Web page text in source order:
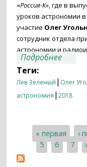
«Россия-К», где в
уроков астрономии
участие Олег
сотрудник отдела
астрономии и
Подробнее о
Теги:
Лев Зеленый | Олег
астрономия |2018
Страницы
« первая ‹
5
6 7